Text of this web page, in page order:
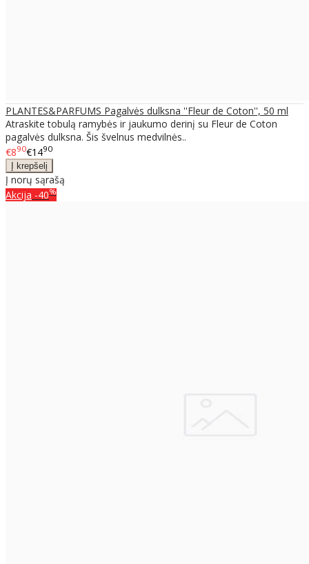
PLANTES&PARFUMS Pagalvės dulksna ''Fleur de Coton'', 50 ml
Atraskite tobulą ramybės ir jaukumo derinį su Fleur de Coton
pagalvės dulksna. Šis švelnus medvilnės..
€890€1490
Į norų sąrašą
Akcija -40%